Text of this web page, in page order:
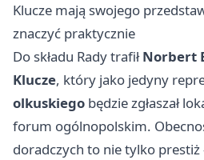
Klucze mają swojego
znaczyć praktycznie
Do składu Rady trafiłNorbert
Klucze, który jako jedyny
olkuskiego będzie zgłaszał
forum ogólnopolskim.
doradczych to nie tylko